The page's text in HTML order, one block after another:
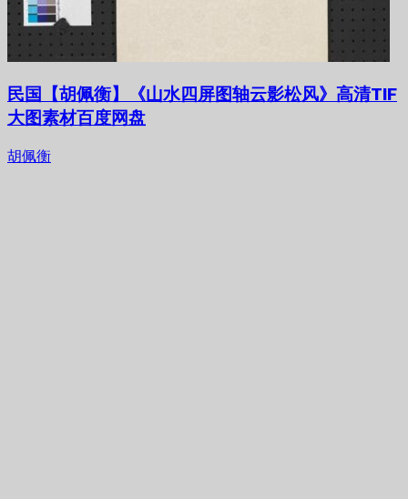
民国【胡佩衡】《山水四屏图轴云影松风》高清TIF
大图素材百度网盘
胡佩衡